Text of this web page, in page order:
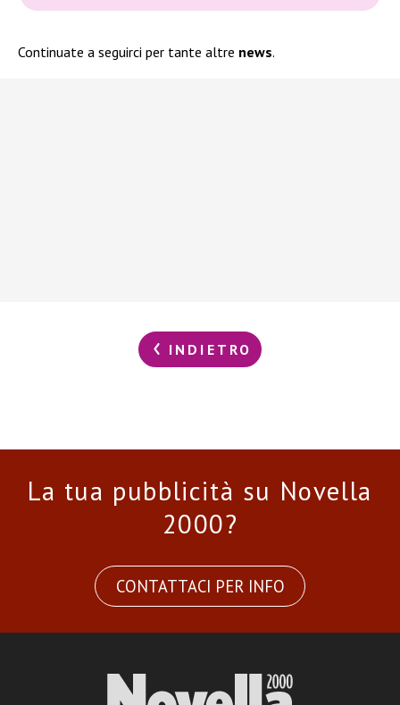
Continuate a seguirci per tante altre news.
INDIETRO
La tua pubblicità su Novella
2000?
CONTATTACI PER INFO